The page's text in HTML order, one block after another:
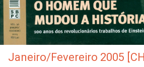
Janeiro/Fevereiro 2005 [CH